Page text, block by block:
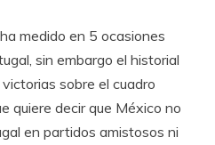
medido en 5 ocasiones
sin embargo el historial
sobre el cuadro
quiere decir que México no
en partidos amistosos ni